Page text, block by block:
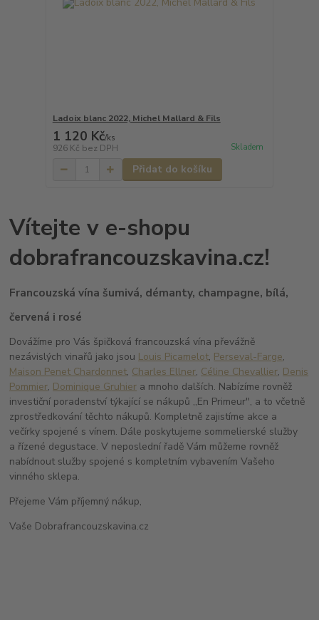
Ladoix blanc 2022, Michel Mallard & Fils
1 120 Kč/ks
926 Kč bez DPH Skladem
Přidat do košíku
Vítejte v e-shopu
dobrafrancouzskavina.cz!
Francouzská vína šumivá, démanty, champagne, bílá,
červená i rosé
Dovážíme pro Vás špičková francouzská vína převážně
nezávislých vinařů jako jsou Louis Picamelot, Perseval-Farge,
Maison Penet Chardonnet, Charles Ellner, Céline Chevallier, Denis
Pommier, Dominique Gruhier a mnoho dalších. Nabízíme rovněž
investiční poradenství týkající se nákupů ,,En Primeur", a to včetně
zprostředkování těchto nákupů. Kompletně zajistíme akce a
večírky spojené s vínem. Dále poskytujeme sommelierské služby
a řízené degustace. V neposlední řadě Vám můžeme rovněž
nabídnout služby spojené s kompletním vybavením Vašeho
vinného sklepa.
Přejeme Vám příjemný nákup,
Vaše Dobrafrancouzskavina.cz